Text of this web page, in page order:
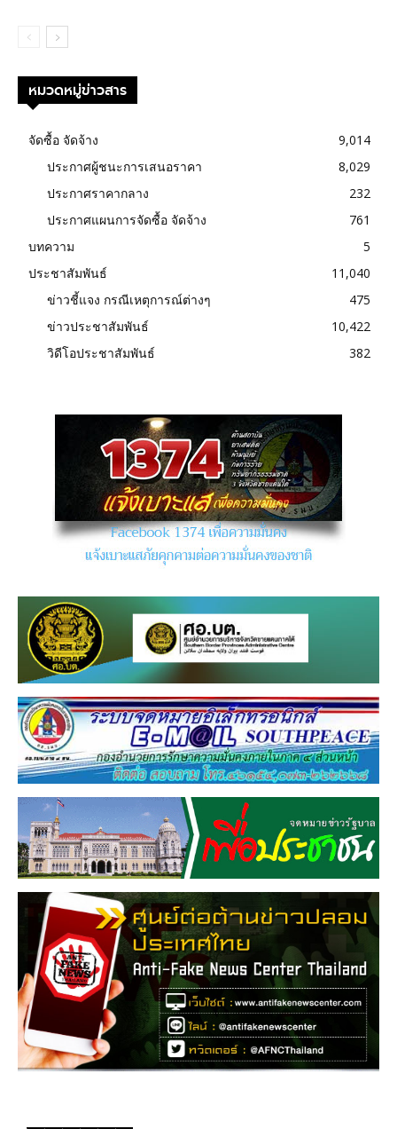
หมวดหมู่ข่าวสาร
จัดซื้อ จัดจ้าง
9,014
ประกาศผู้ชนะการเสนอราคา
8,029
ประกาศราคากลาง
232
ประกาศแผนการจัดซื้อ จัดจ้าง
761
บทความ
5
ประชาสัมพันธ์
11,040
ข่าวชี้แจง กรณีเหตุการณ์ต่างๆ
475
ข่าวประชาสัมพันธ์
10,422
วิดีโอประชาสัมพันธ์
382